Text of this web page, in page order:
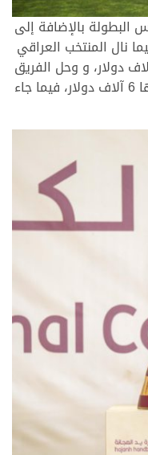
البطولة بالإضافة إلى
دولار، فيما نال المنتخب العراقي
الثاني وجائزة مالية قدرها 9 آلاف دولار، و وحل الفريق
المغربي ثالثاً وحصد جائزة مالية قدرها 6 آلاف دولار، فيما جاء